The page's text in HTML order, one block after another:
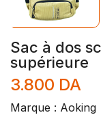
Sac à dos
supérieure
3.800 DA
Marque : Aoking